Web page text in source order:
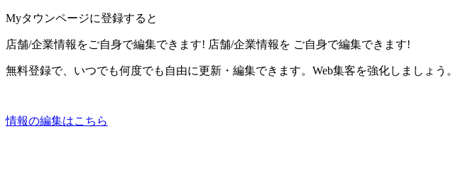
Myタウンページに登録すると
店舗/企業情報をご自身で編集できます! 店舗/企業情報を ご自身で編集できます!
無料登録で、いつでも何度でも自由に更新・編集できます。Web集客を強化しましょう。
情報の編集はこちら